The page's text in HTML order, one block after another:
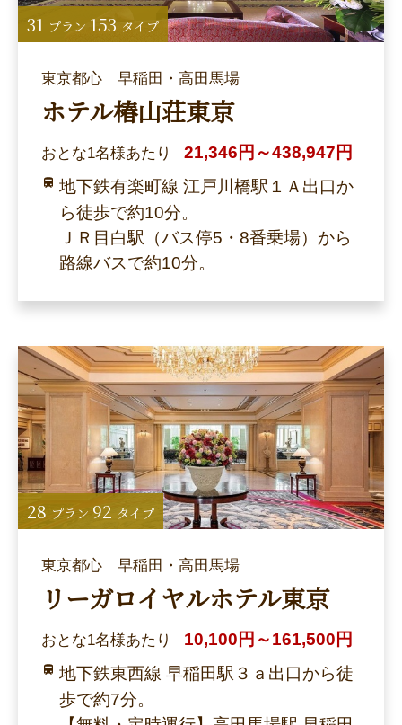
東京都心 早稲田・高田馬場
ホテル椿山荘東京
おとな1名様あたり
21,346円～438,947円
地下鉄有楽町線 江戸川橋駅１Ａ出口か
ら徒歩で約10分。
ＪＲ目白駅（バス停5・8番乗場）から
路線バスで約10分。
31 プラン 153 タイプ
東京都心 早稲田・高田馬場
リーガロイヤルホテル東京
おとな1名様あたり
10,100円～161,500円
地下鉄東西線 早稲田駅３ａ出口から徒
歩で約7分。
28 プラン 92 タイプ